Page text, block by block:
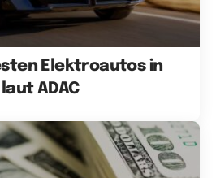
Elektroautos in
ADAC